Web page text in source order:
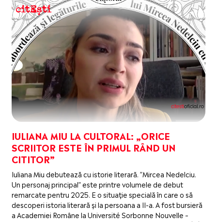
IULIANA MIU LA CULTORAL: „ORICE
SCRIITOR ESTE ÎN PRIMUL RÂND UN
CITITOR”
Iuliana Miu debutează cu istorie literară. ”Mircea Nedelciu.
Un personaj principal” este printre volumele de debut
remarcate pentru 2025. E o situație specială în care o să
descoperi istoria literară și la persoana a II-a. A fost bursieră
a Academiei Române la Université Sorbonne Nouvelle –